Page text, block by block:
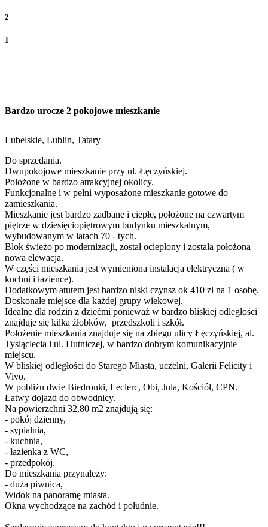
2
1
Bardzo urocze 2 pokojowe mieszkanie
Lubelskie, Lublin, Tatary
Do sprzedania.
Dwupokojowe mieszkanie przy ul. Łęczyńskiej.
Położone w bardzo atrakcyjnej okolicy.
Funkcjonalne i w pełni wyposażone mieszkanie gotowe do
zamieszkania.
Mieszkanie jest bardzo zadbane i ciepłe, położone na czwartym
piętrze w dziesięciopiętrowym budynku mieszkalnym,
wybudowanym w latach 70 - tych.
Blok świeżo po modernizacji, został ocieplony i została położona
nowa elewacja.
W części mieszkania jest wymieniona instalacja elektryczna ( w
kuchni i łazience).
Dodatkowym atutem jest bardzo niski czynsz ok 410 zł na 1 osobę.
Doskonałe miejsce dla każdej grupy wiekowej.
Idealne dla rodzin z dziećmi ponieważ w bardzo bliskiej odległości
znajduje się kilka żłobków, przedszkoli i szkół.
Położenie mieszkania znajduje się na zbiegu ulicy Łęczyńskiej, al.
Tysiąclecia i ul. Hutniczej, w bardzo dobrym komunikacyjnie
miejscu.
W bliskiej odległości do Starego Miasta, uczelni, Galerii Felicity i
Vivo.
W pobliżu dwie Biedronki, Leclerc, Obi, Jula, Kościół, CPN.
Łatwy dojazd do obwodnicy.
Na powierzchni 32,80 m2 znajdują się:
- pokój dzienny,
- sypialnia,
- kuchnia,
- łazienka z WC,
- przedpokój.
Do mieszkania przynależy:
- duża piwnica,
Widok na panoramę miasta.
Okna wychodzące na zachód i południe.